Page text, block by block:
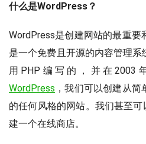
什么是WordPress？
WordPress是创建网站的最重要
是一个免费且开源的内容管理系
用PHP编写的，并在2003
WordPress ，我们可以创建从
的任何风格的网站。我们甚至
建一个在线商店。